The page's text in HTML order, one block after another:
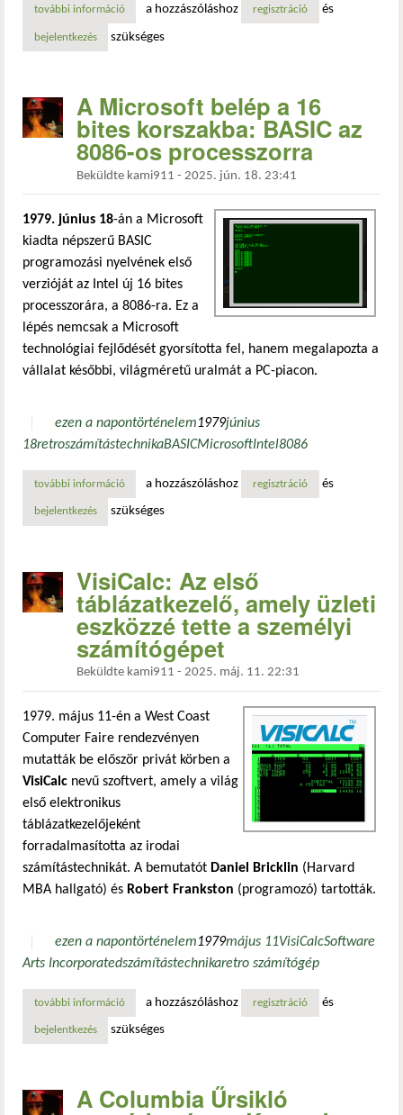
további információa sony walkman forradalma – a zene hordozhatóvá válik
a hozzászóláshoz regisztráció és
bejelentkezés szükséges
A Microsoft belép a 16
bites korszakba: BASIC az
8086-os processzorra
Beküldte kami911 - 2025. jún. 18. 23:41
1979. június 18-án a Microsoft
kiadta népszerű BASIC
programozási nyelvének első
verzióját az Intel új 16 bites
processzorára, a 8086-ra. Ez a
lépés nemcsak a Microsoft
technológiai fejlődését gyorsította fel, hanem megalapozta a
vállalat későbbi, világméretű uralmát a PC-piacon.
ezen a napontörténelem1979június
18retroszámítástechnikaBASICMicrosoftIntel8086
további információa microsoft belép a 16 bites korszakba: basic az 8086-os
a hozzászóláshoz regisztráció és
bejelentkezés szükséges
VisiCalc: Az első
táblázatkezelő, amely üzleti
eszközzé tette a személyi
számítógépet
Beküldte kami911 - 2025. máj. 11. 22:31
1979. május 11-én a West Coast
Computer Faire rendezvényen
mutatták be először privát körben a
VisiCalc nevű szoftvert, amely a világ
első elektronikus
táblázatkezelőjeként
forradalmasította az irodai
számítástechnikát. A bemutatót Daniel Bricklin (Harvard
MBA hallgató) és Robert Frankston (programozó) tartották.
ezen a napontörténelem1979május 11VisiCalcSoftware
Arts Incorporatedszámítástechnikaretro számítógép
további információvisicalc: az első táblázatkezelő, amely üzleti eszközzé
a hozzászóláshoz regisztráció és
bejelentkezés szükséges
A Columbia Űrsikló